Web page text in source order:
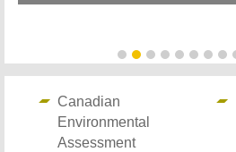
Canadian
Environmental
Assessment